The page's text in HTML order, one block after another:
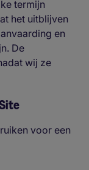
termijn
het uitblijven
en
De
wij ze
voor een